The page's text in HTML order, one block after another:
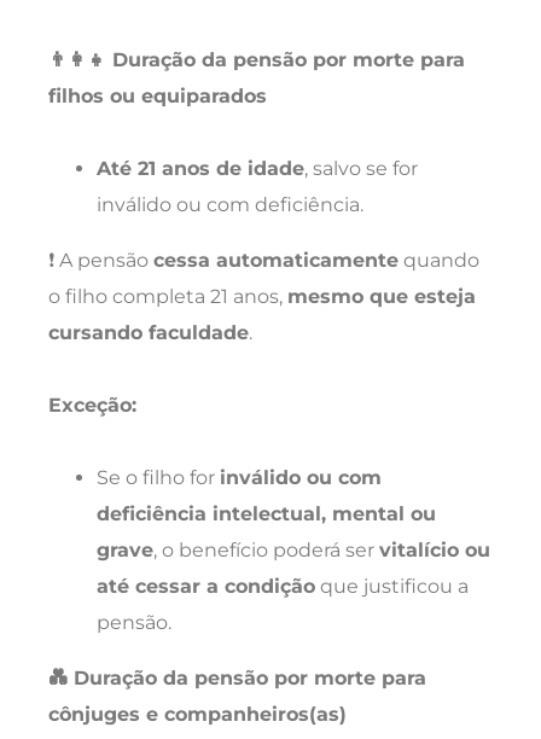
👨‍👩‍👧 Duração da pensão por morte para
filhos ou equiparados
Até 21 anos de idade, salvo se for
inválido ou com deficiência.
❗ A pensão cessa automaticamente quando
o filho completa 21 anos, mesmo que esteja
cursando faculdade.
Exceção:
Se o filho for inválido ou com
deficiência intelectual, mental ou
grave, o benefício poderá ser vitalício ou
até cessar a condição que justificou a
pensão.
💑 Duração da pensão por morte para
cônjuges e companheiros(as)